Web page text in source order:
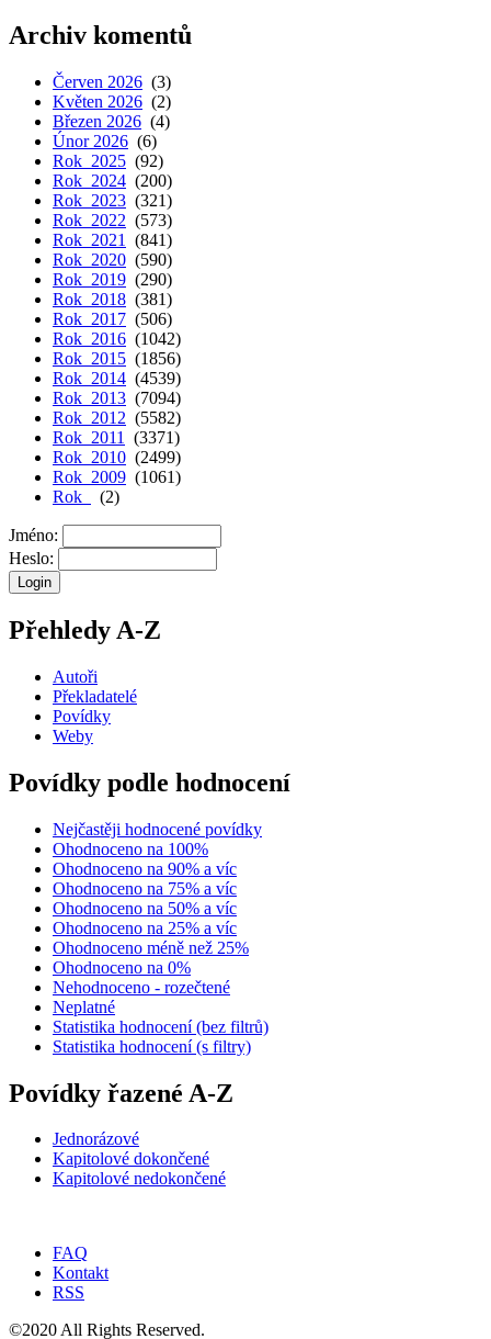
Archiv komentů
Červen 2026 (3)
Květen 2026 (2)
Březen 2026 (4)
Únor 2026 (6)
Rok 2025 (92)
Rok 2024 (200)
Rok 2023 (321)
Rok 2022 (573)
Rok 2021
(841)
Rok 2020 (590)
Rok 2019 (290)
Rok 2018 (381)
Rok 2017 (506)
Rok 2016 (1042)
Rok 2015 (1856)
Rok 2014 (4539)
Rok 2013 (7094)
Rok 2012 (5582)
Rok 2011
(3371)
Rok 2010 (2499)
Rok 2009 (1061)
Rok
(2)
Jméno:
Heslo:
Přehledy A-Z
Autoři
Překladatelé
Povídky
Weby
Povídky podle hodnocení
Nejčastěji hodnocené povídky
Ohodnoceno na 100%
Ohodnoceno na 90% a víc
Ohodnoceno na 75% a víc
Ohodnoceno na 50% a víc
Ohodnoceno na 25% a víc
Ohodnoceno méně než 25%
Ohodnoceno na 0%
Nehodnoceno - rozečtené
Neplatné
Statistika hodnocení (bez filtrů)
Statistika hodnocení (s filtry)
Povídky řazené A-Z
Jednorázové
Kapitolové dokončené
Kapitolové nedokončené
FAQ
Kontakt
RSS
©2020 All Rights Reserved.